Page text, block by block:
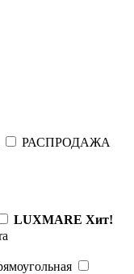
РАСПРОДАЖА
LUXMARE Хит!